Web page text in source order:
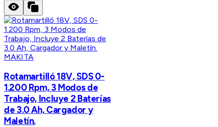
MAKITA
Rotamartilló 18V, SDS 0-
1.200 Rpm, 3 Modos de
Trabajo, Incluye 2 Baterías
de 3.0 Ah, Cargador y
Maletín.